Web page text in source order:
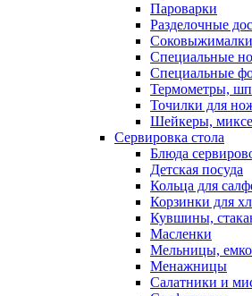
Пароварки
Разделочные
Соковыжималки
Специальные
Специальные
Термометры,
Точилки для
Шейкеры,
Сервировка стола
Блюда
Детская посуда
Кольца для
Корзинки для
Кувшины,
Масленки
Мельницы,
Менажницы
Салатники и